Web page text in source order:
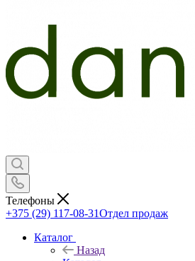
Телефоны
+375 (29) 117-08-31Отдел продаж
Каталог
Назад